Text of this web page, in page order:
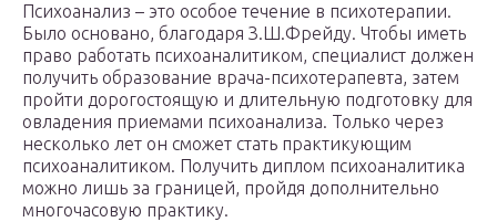
Психоанализ – это особое течение в психотерапии.
Было основано, благодаря З.Ш.Фрейду. Чтобы иметь
право работать психоаналитиком, специалист должен
получить образование врача-психотерапевта, затем
пройти дорогостоящую и длительную подготовку для
овладения приемами психоанализа. Только через
несколько лет он сможет стать практикующим
психоаналитиком. Получить диплом психоаналитика
можно лишь за границей, пройдя дополнительно
многочасовую практику.